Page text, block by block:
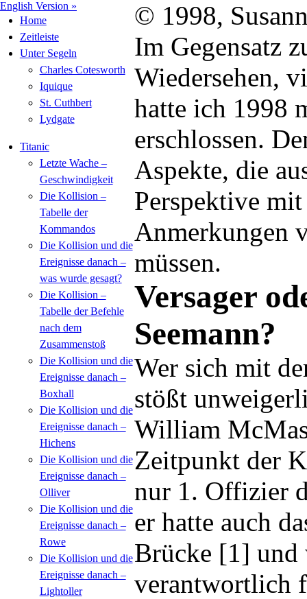
English Version »
Home
Zeitleiste
Unter Segeln
Charles Cotesworth
Iquique
St. Cuthbert
Lydgate
Titanic
Letzte Wache –
Geschwindigkeit
Die Kollision –
Tabelle der
Kommandos
Die Kollision und die
Ereignisse danach –
was wurde gesagt?
Die Kollision –
Tabelle der Befehle
nach dem
Zusammenstoß
Die Kollision und die
Ereignisse danach –
Boxhall
Die Kollision und die
Ereignisse danach –
Hichens
Die Kollision und die
Ereignisse danach –
Olliver
Die Kollision und die
Ereignisse danach –
Rowe
Die Kollision und die
Ereignisse danach –
Lightoller
© 1998,
Im Gegensatz
Wiedersehen,
hatte ich 1998
erschlossen.
Aspekte, die
Perspektive mit
Anmerkungen
müssen.
Versager
Seemann?
Wer sich mit
stößt
William
Zeitpunkt der
nur 1. Offizier
er hatte auch
Brücke [1] und
verantwortlich